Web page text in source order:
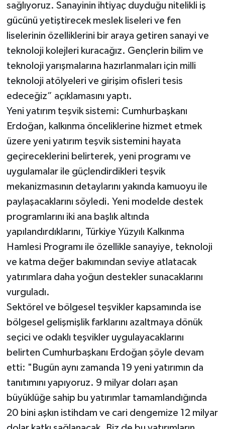
sağlıyoruz. Sanayinin ihtiyaç duyduğu nitelikli iş
gücünü yetiştirecek meslek liseleri ve fen
liselerinin özelliklerini bir araya getiren sanayi ve
teknoloji kolejleri kuracağız. Gençlerin bilim ve
teknoloji yarışmalarına hazırlanmaları için milli
teknoloji atölyeleri ve girişim ofisleri tesis
edeceğiz” açıklamasını yaptı.
Yeni yatırım teşvik sistemi: Cumhurbaşkanı
Erdoğan, kalkınma önceliklerine hizmet etmek
üzere yeni yatırım teşvik sistemini hayata
geçireceklerini belirterek, yeni programı ve
uygulamalar ile güçlendirdikleri teşvik
mekanizmasının detaylarını yakında kamuoyu ile
paylaşacaklarını söyledi. Yeni modelde destek
programlarını iki ana başlık altında
yapılandırdıklarını, Türkiye Yüzyılı Kalkınma
Hamlesi Programı ile özellikle sanayiye, teknoloji
ve katma değer bakımından seviye atlatacak
yatırımlara daha yoğun destekler sunacaklarını
vurguladı.
Sektörel ve bölgesel teşvikler kapsamında ise
bölgesel gelişmişlik farklarını azaltmaya dönük
seçici ve odaklı teşvikler uygulayacaklarını
belirten Cumhurbaşkanı Erdoğan şöyle devam
etti: "Bugün aynı zamanda 19 yeni yatırımın da
tanıtımını yapıyoruz. 9 milyar doları aşan
büyüklüğe sahip bu yatırımlar tamamlandığında
20 bini aşkın istihdam ve cari dengemize 12 milyar